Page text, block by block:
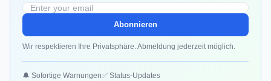
Abonnieren
Wir respektieren Ihre Privatsphäre. Abmeldung jederzeit möglich.
🔔 Sofortige Warnungen✅ Status-Updates